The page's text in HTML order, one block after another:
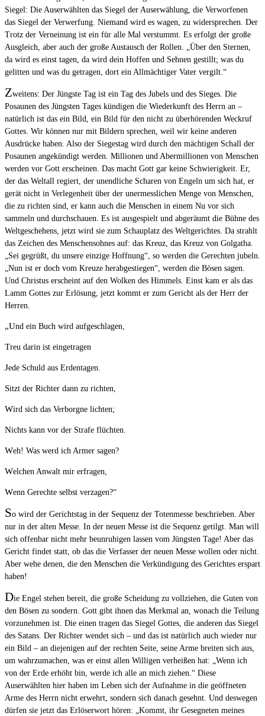
Siegel: Die Auserwählten das Siegel der Auserwählung, die Verworfenen
das Siegel der Verwerfung. Niemand wird es wagen, zu widersprechen. Der
Trotz der Verneinung ist ein für alle Mal verstummt. Es erfolgt der große
Ausgleich, aber auch der große Austausch der Rollen. „Über den Sternen,
da wird es einst tagen, da wird dein Hoffen und Sehnen gestillt; was du
gelitten und was du getragen, dort ein Allmächtiger Vater vergilt.“
Zweitens: Der Jüngste Tag ist ein Tag des Jubels und des Sieges. Die
Posaunen des Jüngsten Tages kündigen die Wiederkunft des Herrn an –
natürlich ist das ein Bild, ein Bild für den nicht zu überhörenden Weckruf
Gottes. Wir können nur mit Bildern sprechen, weil wir keine anderen
Ausdrücke haben. Also der Siegestag wird durch den mächtigen Schall der
Posaunen angekündigt werden. Millionen und Abermillionen von Menschen
werden vor Gott erscheinen. Das macht Gott gar keine Schwierigkeit. Er,
der das Weltall regiert, der unendliche Scharen von Engeln um sich hat, er
gerät nicht in Verlegenheit über der unermesslichen Menge von Menschen,
die zu richten sind, er kann auch die Menschen in einem Nu vor sich
sammeln und durchschauen. Es ist ausgespielt und abgeräumt die Bühne des
Weltgeschehens, jetzt wird sie zum Schauplatz des Weltgerichtes. Da strahlt
das Zeichen des Menschensohnes auf: das Kreuz, das Kreuz von Golgatha.
„Sei gegrüßt, du unsere einzige Hoffnung“, so werden die Gerechten jubeln.
„Nun ist er doch vom Kreuze herabgestiegen“, werden die Bösen sagen.
Und Christus erscheint auf den Wolken des Himmels. Einst kam er als das
Lamm Gottes zur Erlösung, jetzt kommt er zum Gericht als der Herr der
Herren.
„Und ein Buch wird aufgeschlagen,
Treu darin ist eingetragen
Jede Schuld aus Erdentagen.
Sitzt der Richter dann zu richten,
Wird sich das Verborgne lichten;
Nichts kann vor der Strafe flüchten.
Weh! Was werd ich Armer sagen?
Welchen Anwalt mir erfragen,
Wenn Gerechte selbst verzagen?“
So wird der Gerichtstag in der Sequenz der Totenmesse beschrieben. Aber
nur in der alten Messe. In der neuen Messe ist die Sequenz getilgt. Man will
sich offenbar nicht mehr beunruhigen lassen vom Jüngsten Tage! Aber das
Gericht findet statt, ob das die Verfasser der neuen Messe wollen oder nicht.
Aber wehe denen, die den Menschen die Verkündigung des Gerichtes erspart
haben!
Die Engel stehen bereit, die große Scheidung zu vollziehen, die Guten von
den Bösen zu sondern. Gott gibt ihnen das Merkmal an, wonach die Teilung
vorzunehmen ist. Die einen tragen das Siegel Gottes, die anderen das Siegel
des Satans. Der Richter wendet sich – und das ist natürlich auch wieder nur
ein Bild – an diejenigen auf der rechten Seite, seine Arme breiten sich aus,
um wahrzumachen, was er einst allen Willigen verheißen hat: „Wenn ich
von der Erde erhöht bin, werde ich alle an mich ziehen.“ Diese
Auserwählten hier haben im Leben sich der Aufnahme in die geöffneten
Arme des Herrn nicht erwehrt, sondern sich danach gesehnt. Und deswegen
dürfen sie jetzt das Erlöserwort hören: „Kommt, ihr Gesegneten meines